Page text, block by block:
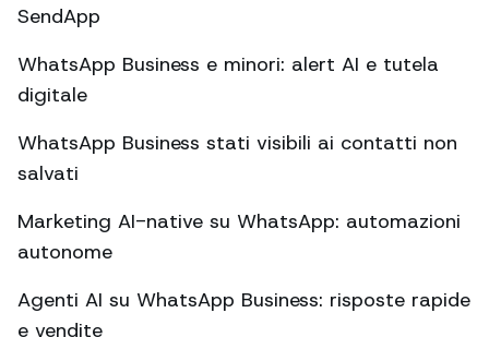
SendApp
WhatsApp Business e minori: alert AI e tutela
digitale
WhatsApp Business stati visibili ai contatti non
salvati
Marketing AI-native su WhatsApp: automazioni
autonome
Agenti AI su WhatsApp Business: risposte rapide
e vendite